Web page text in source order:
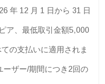
年 12 月 1 日から 31 日
ア、最低取引金額5,000
の支払いに適用されま
ーザー/期間につき2回の